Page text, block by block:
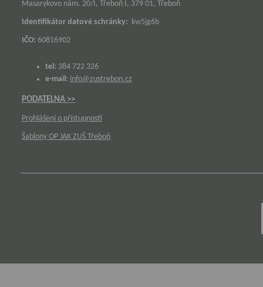
Masarykovo nám. 20/I, Třeboň I, 379 01, Třeboň
Identifikátor datové schránky: kw5jg6b
IČO: 60816902
tel: 384 722 326
e-mail: info@zustrebon.cz
PODATELNA >>
Prohlášení o přístupnosti
Šablony OP JAK ZUŠ Třeboň